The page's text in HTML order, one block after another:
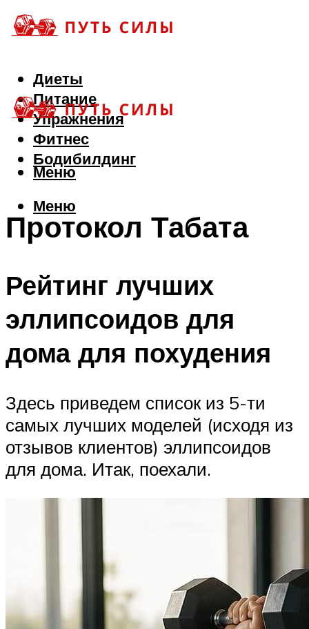
Диеты
Питание
Упражнения
Фитнес
Бодибилдинг
Меню
Меню
Протокол Табата
Рейтинг лучших
эллипсоидов для
дома для похудения
Здесь приведем список из 5-ти
самых лучших моделей (исходя из
отзывов клиентов) эллипсоидов
для дома. Итак, поехали.